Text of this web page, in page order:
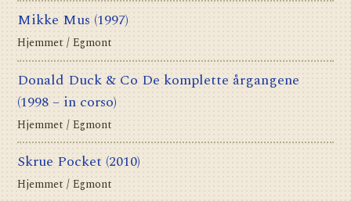
Mikke Mus (1997)
Hjemmet / Egmont
Donald Duck & Co De komplette årgangene
(1998 – in corso)
Hjemmet / Egmont
Skrue Pocket (2010)
Hjemmet / Egmont